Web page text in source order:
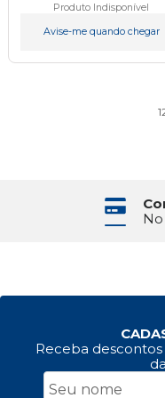
Produto Indisponível
Avise-me quando chegar
1
Receba